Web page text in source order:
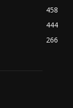
458
444
266